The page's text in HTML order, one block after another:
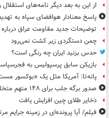
از این به بعد دیگر نامه‌های
پاسخ معنادار هوافضای سپاه به
توضیحات جدید مقاومت عراق
چمن دستگردی زیر کشت نمی‌رود
حدس بزنید ایران چه رنگی است؟
بازیکن سابق پرسپولیس به
پانه‌تا: آمریکا مثل یک «بوکسور
صدور برگه جلب برای ۱۴۸ متهم متخلف ارزی
ذخایر طلای چین افزایش یافت
فیلم/ آیا پرونده‌ای در زمینه